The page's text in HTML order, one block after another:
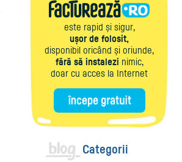
este rapid și sigur,
ușor de folosit,
disponibil oricând și oriunde,
fără să instalezi nimic,
doar cu acces la Internet
Categorii